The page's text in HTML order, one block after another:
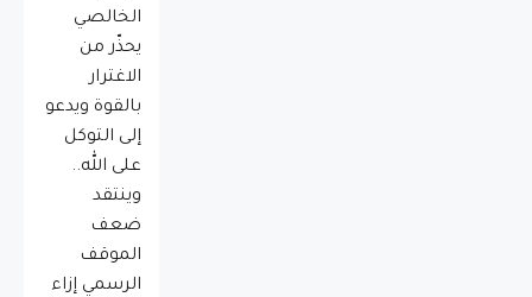
الخالصي
يحذّر من
الاغترار
بالقوة ويدعو
إلى التوكل
على الله..
وينتقد
ضعف
الموقف
الرسمي إزاء